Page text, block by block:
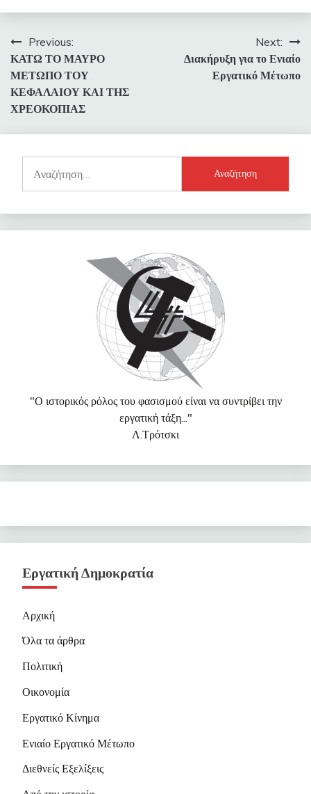
Πλοήγηση
άρθρων
Previous:
ΚΑΤΩ ΤΟ ΜΑΥΡΟ
ΜΕΤΩΠΟ ΤΟΥ
ΚΕΦΑΛΑΙΟΥ ΚΑΙ ΤΗΣ
ΧΡΕΟΚΟΠΙΑΣ
Next:
Διακήρυξη για το Ενιαίο
Εργατικό Μέτωπο
για:
"Ο ιστορικός ρόλος του φασισμού είναι να συντρίβει την
εργατική τάξη..."
Λ.Τρότσκι
Εργατική Δημοκρατία
Αρχική
Όλα τα άρθρα
Πολιτική
Οικονομία
Εργατικό Κίνημα
Ενιαίο Εργατικό Μέτωπο
Διεθνείς Εξελίξεις